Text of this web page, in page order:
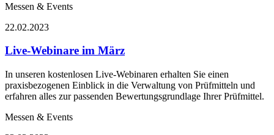
Messen & Events
22.02.2023
Live-Webinare im März
In unseren kostenlosen Live-Webinaren erhalten Sie einen
praxisbezogenen Einblick in die Verwaltung von Prüfmitteln und
erfahren alles zur passenden Bewertungsgrundlage Ihrer Prüfmittel.
Messen & Events